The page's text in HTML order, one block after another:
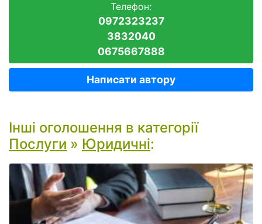
Телефон:
0972323237
3832040
0675667888
Написати автору
Інші оголошення в категорії
Послуги » Юридичні: